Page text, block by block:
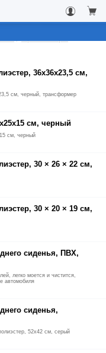
36x36x23,5 см,
см, черный, трансформер
см, черный
см, черный
30 × 26 × 22 см,
30 × 20 × 19 см,
сиденья, ПВХ,
легко моется и чистится,
автомобиля
сиденья,
52x42 см, серый